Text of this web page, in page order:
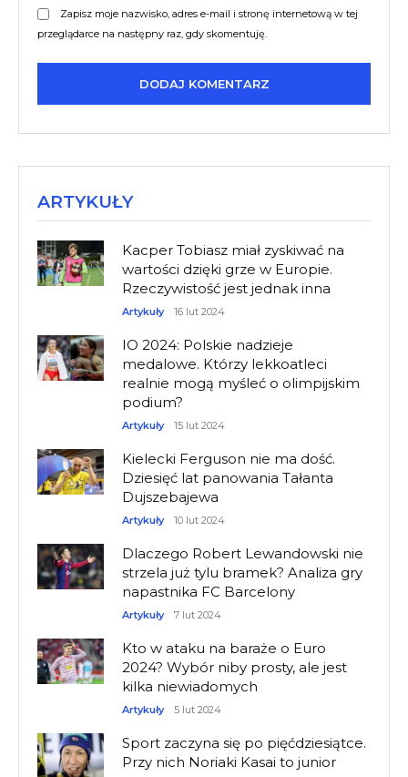
Zapisz moje nazwisko, adres e-mail i stronę internetową w tej
przeglądarce na następny raz, gdy skomentuję.
ARTYKUŁY
Kacper Tobiasz miał zyskiwać na
wartości dzięki grze w Europie.
Rzeczywistość jest jednak inna
Artykuły 16 lut 2024
IO 2024: Polskie nadzieje
medalowe. Którzy lekkoatleci
realnie mogą myśleć o olimpijskim
podium?
Artykuły 15 lut 2024
Kielecki Ferguson nie ma dość.
Dziesięć lat panowania Tałanta
Dujszebajewa
Artykuły 10 lut 2024
Dlaczego Robert Lewandowski nie
strzela już tylu bramek? Analiza gry
napastnika FC Barcelony
Artykuły 7 lut 2024
Kto w ataku na baraże o Euro
2024? Wybór niby prosty, ale jest
kilka niewiadomych
Artykuły 5 lut 2024
Sport zaczyna się po pięćdziesiątce.
Przy nich Noriaki Kasai to junior